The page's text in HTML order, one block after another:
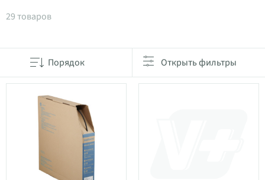
Товары в категории Тормозные шланги и оливки
29 товаров
Порядок Открыть фильтры